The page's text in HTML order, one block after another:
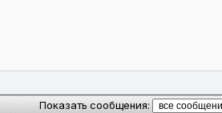
Показать сообщения: